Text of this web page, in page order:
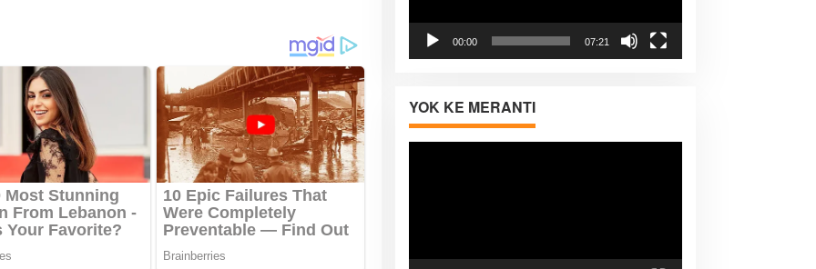
00:00 07:21
YOK KE MERANTI
Pemutar